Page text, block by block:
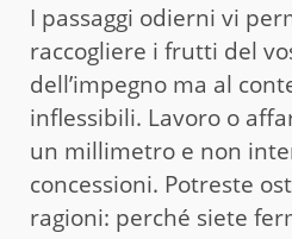
I passaggi odierni vi
raccogliere i frutti del
dell’impegno ma al
inflessibili. Lavoro o
un millimetro e non
concessioni. Potreste
ragioni: perché siete